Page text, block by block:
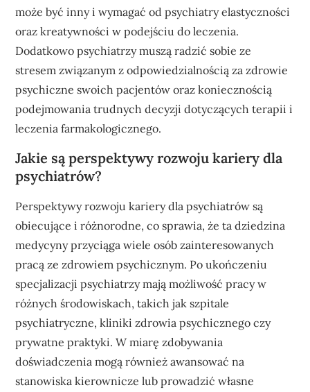
może być inny i wymagać od psychiatry elastyczności
oraz kreatywności w podejściu do leczenia.
Dodatkowo psychiatrzy muszą radzić sobie ze
stresem związanym z odpowiedzialnością za zdrowie
psychiczne swoich pacjentów oraz koniecznością
podejmowania trudnych decyzji dotyczących terapii i
leczenia farmakologicznego.
Jakie są perspektywy rozwoju kariery dla
psychiatrów?
Perspektywy rozwoju kariery dla psychiatrów są
obiecujące i różnorodne, co sprawia, że ta dziedzina
medycyny przyciąga wiele osób zainteresowanych
pracą ze zdrowiem psychicznym. Po ukończeniu
specjalizacji psychiatrzy mają możliwość pracy w
różnych środowiskach, takich jak szpitale
psychiatryczne, kliniki zdrowia psychicznego czy
prywatne praktyki. W miarę zdobywania
doświadczenia mogą również awansować na
stanowiska kierownicze lub prowadzić własne